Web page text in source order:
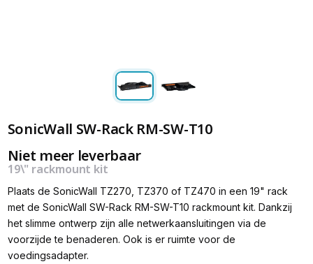
SonicWall SW-Rack RM-SW-T10
Niet meer leverbaar
19\" rackmount kit
Plaats de SonicWall TZ270, TZ370 of TZ470 in een 19" rack
met de SonicWall SW-Rack RM-SW-T10 rackmount kit. Dankzij
het slimme ontwerp zijn alle netwerkaansluitingen via de
voorzijde te benaderen. Ook is er ruimte voor de
voedingsadapter.